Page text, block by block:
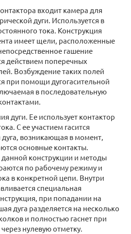
входит камера для
дуги. Используется в
тока. Конструкция
имеет щели, расположенные
гашение
действием поперечных
Возбуждение таких полей
при помощи дугогасительной
в последовательную
дуги. Ее использует контактор
С ее участием гасится
дуга, возникающая в момент,
основные контакты.
конструкции и методы
по рабочему режиму и
в конкретной цепи. Внутри
специальная
при попадании на
дуга разделяется на несколько
и полностью гаснет при
нулевую отметку.